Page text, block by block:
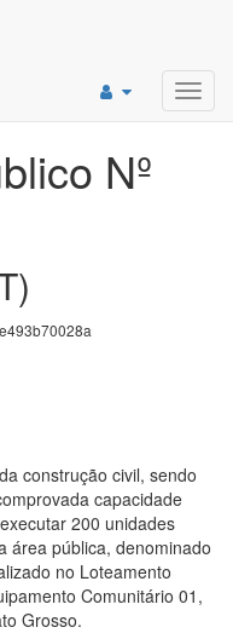
Nº
construção civil, sendo
capacidade
200 unidades
área pública, denominado
no Loteamento
Comunitário 01,
Grosso.